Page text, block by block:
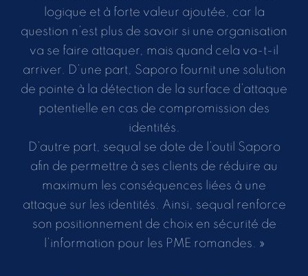
logique et à forte valeur ajoutée, car la
question n’est plus de savoir si une organisation
va se faire attaquer, mais quand cela va-t-il
arriver. D’une part, Saporo fournit une solution
de pointe à la détection de la surface d’attaque
potentielle en cas de compromission des
identités.
D’autre part, sequal se dote de l’outil Saporo
afin de permettre à ses clients de réduire au
maximum les conséquences liées à une
attaque sur les identités. Ainsi, sequal renforce
son positionnement de choix en sécurité de
l’information pour les PME romandes. »